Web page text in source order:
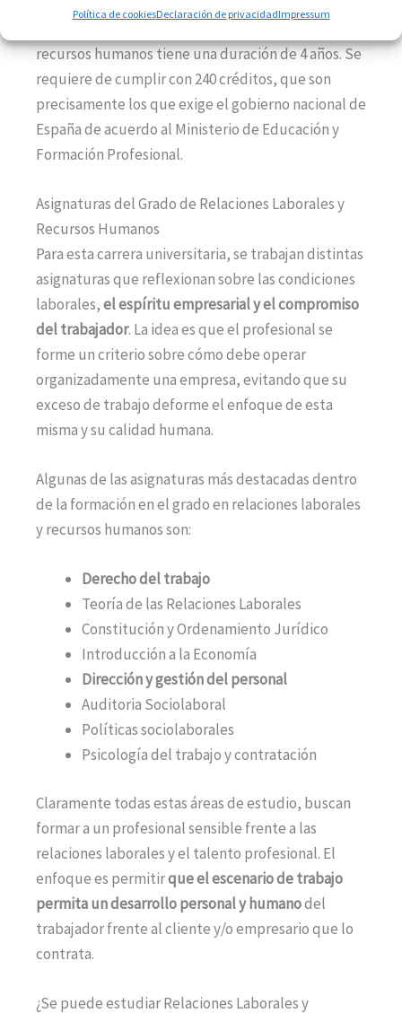
Política de cookiesDeclaración de privacidadImpressum
recursos humanos tiene una duración de 4 años. Se
requiere de cumplir con 240 créditos, que son
precisamente los que exige el gobierno nacional de
España de acuerdo al Ministerio de Educación y
Formación Profesional.
Asignaturas del Grado de Relaciones Laborales y
Recursos Humanos
Para esta carrera universitaria, se trabajan distintas
asignaturas que reflexionan sobre las condiciones
laborales,el espíritu empresarial y el compromiso
del trabajador. La idea es que el profesional se
forme un criterio sobre cómo debe operar
organizadamente una empresa, evitando que su
exceso de trabajo deforme el enfoque de esta
misma y su calidad humana.
Algunas de las asignaturas más destacadas dentro
de la formación en el grado en relaciones laborales
y recursos humanos son:
Derecho del trabajo
Teoría de las Relaciones Laborales
Constitución y Ordenamiento Jurídico
Introducción a la Economía
Dirección y gestión del personal
Auditoria Sociolaboral
Políticas sociolaborales
Psicología del trabajo y contratación
Claramente todas estas áreas de estudio, buscan
formar a un profesional sensible frente a las
relaciones laborales y el talento profesional. El
enfoque es permitirque el escenario de trabajo
permita un desarrollo personal y humanodel
trabajador frente al cliente y/o empresario que lo
contrata.
¿Se puede estudiar Relaciones Laborales y